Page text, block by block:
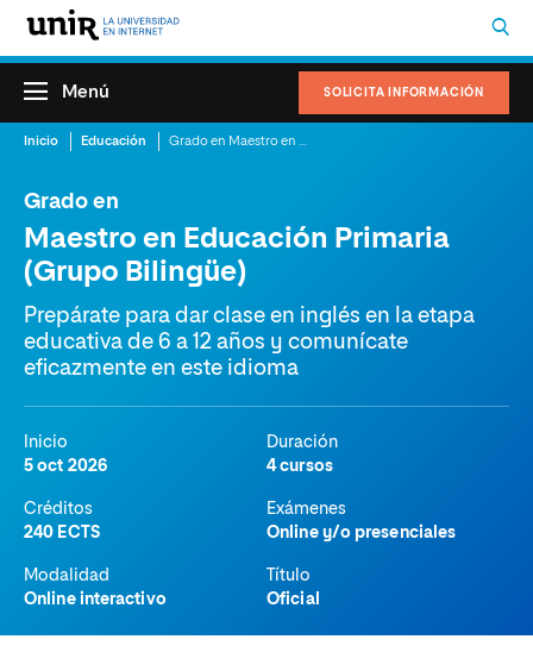
SOLICITA INFORMACIÓN
Menú
Inicio Educación
Grado en
Maestro en Educación Primaria
(Grupo Bilingüe)
Prepárate para dar clase en inglés en la etapa
educativa de 6 a 12 años y comunícate
eficazmente en este idioma
Inicio
5 oct 2026
Duración
4 cursos
Créditos
240 ECTS
Exámenes
Online y/o presenciales
Modalidad
Online interactivo
Título
Oficial